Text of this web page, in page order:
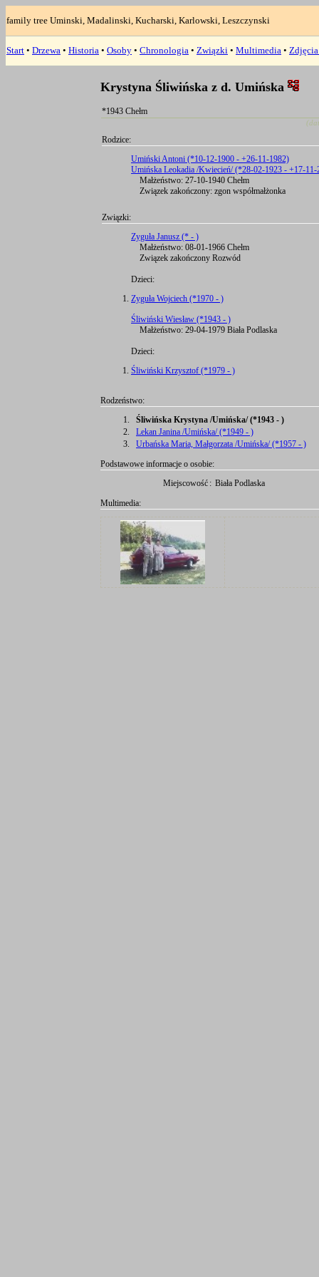
family tree Uminski, Madalinski, Kucharski, Karlowski, Leszczynski
Start • Drzewa • Historia • Osoby • Chronologia • Związki • Multimedia •
Krystyna Śliwińska z d. Umińska
*1943 Chełm
Rodzice:
Umiński Antoni (*10-12-1900 - +26-11-1982)
Umińska Leokadia /Kwiecień/ (*28-02-1923 - +17-11-
Małżeństwo: 27-10-1940 Chełm
Związek zakończony: zgon współmałżonka
Związki:
Zyguła Janusz (* - )
Małżeństwo: 08-01-1966 Chełm
Związek zakończony Rozwód
Dzieci:
Zyguła Wojciech (*1970 - )
Śliwiński Wiesław (*1943 - )
Małżeństwo: 29-04-1979 Biała Podlaska
Dzieci:
Śliwiński Krzysztof (*1979 - )
Rodzeństwo:
1.
Śliwińska Krystyna /Umińska/ (*1943 - )
2.
Lekan Janina /Umińska/ (*1949 - )
3.
Urbańska Maria, Małgorzata /Umińska/ (*1957 - )
Podstawowe informacje o osobie:
Miejscowość : Biała Podlaska
Multimedia: